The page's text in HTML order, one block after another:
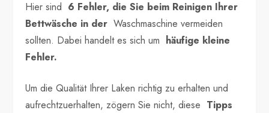
Hier sind 6 Fehler, die Sie beim Reinigen Ihrer
Bettwäsche in der Waschmaschine vermeiden
sollten. Dabei handelt es sich um häufige kleine
Fehler.
Um die Qualität Ihrer Laken richtig zu erhalten und
aufrechtzuerhalten, zögern Sie nicht, diese Tipps